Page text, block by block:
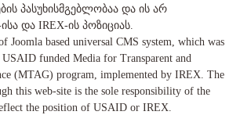
პასუხისმგებლობაა და ის არ
და IREX-ის პოზიციას.
Joomla based universal CMS system, which was
USAID funded Media for Transparent and
(MTAG) program, implemented by IREX. The
this web-site is the sole responsibility of the
the position of USAID or IREX.